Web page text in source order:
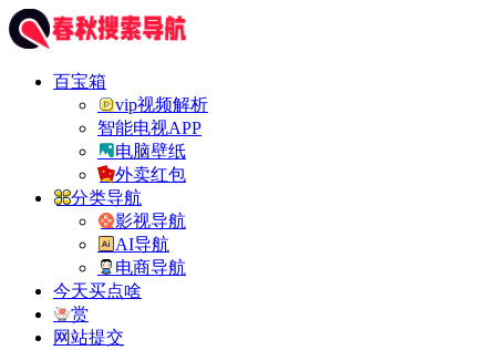
百宝箱
vip视频解析
智能电视APP
电脑壁纸
外卖红包
分类导航
影视导航
AI导航
电商导航
今天买点啥
赏
网站提交